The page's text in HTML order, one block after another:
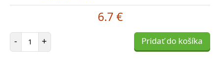
6.7 €
- Počet položiek
+ Pridať do košíka